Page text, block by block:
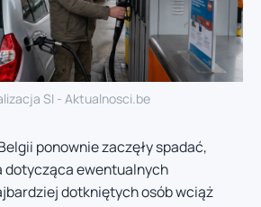
SI - Aktualnosci.be
ponownie zaczęły spadać,
dotycząca ewentualnych
dotkniętych osób wciąż